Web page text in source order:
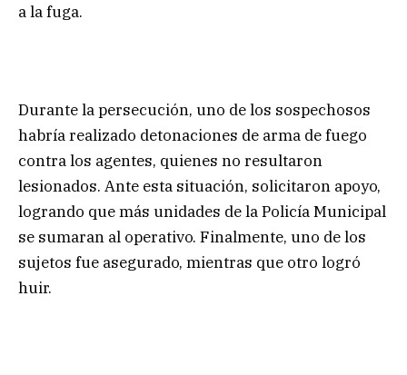
a la fuga.
Durante la persecución, uno de los sospechosos
habría realizado detonaciones de arma de fuego
contra los agentes, quienes no resultaron
lesionados. Ante esta situación, solicitaron apoyo,
logrando que más unidades de la Policía Municipal
se sumaran al operativo. Finalmente, uno de los
sujetos fue asegurado, mientras que otro logró
huir.